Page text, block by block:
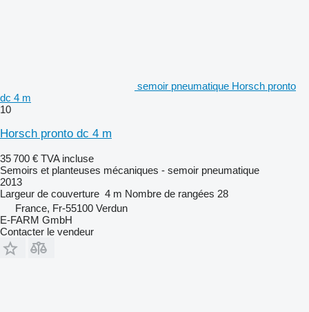
semoir pneumatique Horsch pronto
dc 4 m
10
Horsch pronto dc 4 m
35 700 € TVA incluse
Semoirs et planteuses mécaniques - semoir pneumatique
2013
Largeur de couverture 4 m Nombre de rangées 28
France, Fr-55100 Verdun
E-FARM GmbH
Contacter le vendeur